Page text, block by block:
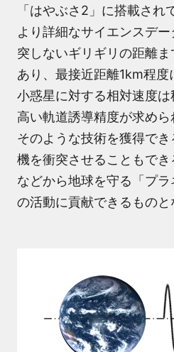
「はやぶさ2」に搭載さ
より詳細なサイエンスデ
突しないギリギリの距離
あり、最接近距離1km程度
小惑星に対する相対速度
高い軌道誘導精度が求めら
そのような技術を獲得で
機を衝突させることもで
などから地球を守る「プ
の活動に貢献できるものと